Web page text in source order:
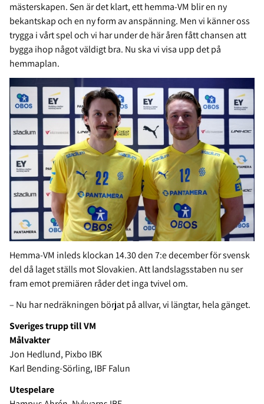
mästerskapen. Sen är det klart, ett hemma-VM blir en ny
bekantskap och en ny form av anspänning. Men vi känner oss
trygga i vårt spel och vi har under de här åren fått chansen att
bygga ihop något väldigt bra. Nu ska vi visa upp det på
hemmaplan.
Hemma-VM inleds klockan 14.30 den 7:e december för svensk
del då laget ställs mot Slovakien. Att landslagsstaben nu ser
fram emot premiären råder det inga tvivel om.
– Nu har nedräkningen börjat på allvar, vi längtar, hela gänget.
Sveriges trupp till VM
Målvakter
Jon Hedlund, Pixbo IBK
Karl Bending-Sörling, IBF Falun
Utespelare